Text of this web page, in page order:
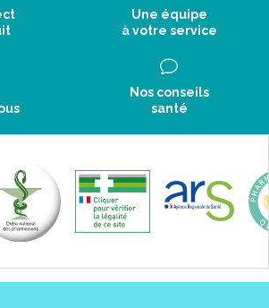
Une équipe
à votre service
Nos conseils
santé